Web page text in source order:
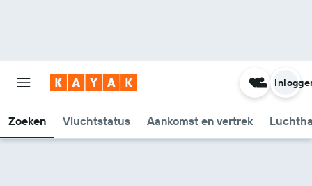
Zoeken Vluchtstatus Aankomst en vertrek